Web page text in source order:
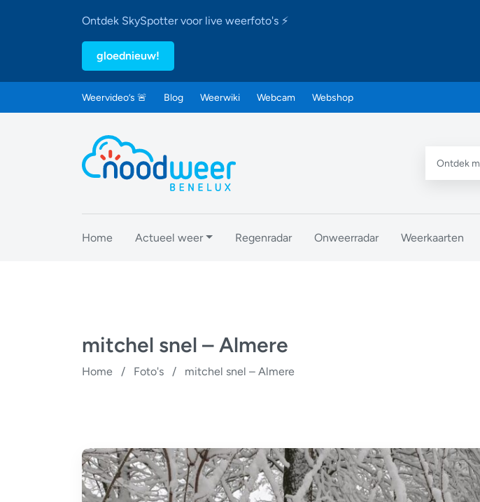
Ontdek SkySpotter voor live weerfoto's ⚡
gloednieuw!
Weervideo’s 🚨 Blog Weerwiki Webcam Webshop
Home Actueel weer Regenradar Onweerradar Weerkaarten
mitchel snel – Almere
Home / Foto's / mitchel snel – Almere